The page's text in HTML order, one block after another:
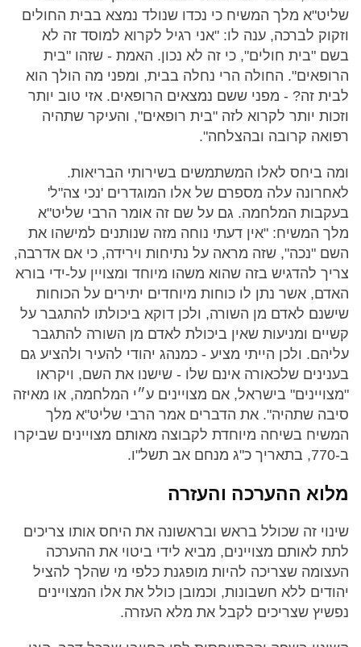
שליט"א מלך המשיח כי נכדו שנולד נמצא בבית החולים
וזקוק לברכה, ענה לו: "אני רגיל לקרוא למוסד זה לא
בשם "בית חולים", כי זה לא נכון. האמת - שזהו "בית
הרופאים". החולה הרי נחלה בבית, ומפני מה הולך הוא
לבית זה? - מפני ששם נמצאים הרופאים. אזי טוב יותר
וזכות יותר לקרוא לזה "בית רופאים", והעיקר שתהיה
רפואה קרובה ובהצלחה".
ומה ביחס לאלו המשתמשים בשירותי הבריאות.
לאחרונה עלה מספרם של אלו המוגדרים 'נכי צה"ל'
בעקבות המלחמה. גם על שם זה אומר הרבי שליט"א
מלך המשיח: "אין דעתי נוחה מזה שנותנים למישהו את
השם "נכה", שזה מראה על נתיחות וירידה, כי אם אדרבה,
צריך להדגיש בזה שהוא משהו מיוחד ומצויין על-ידי בורא
האדם, אשר נתן לו כוחות מיוחדים יתירים על הכוחות
שישנם לאדם מן השורה, ולכן דוקא ביכולתו להתגבר על
קשיים ומניעות שאין ביכולת לאדם מן השורה להתגבר
עליהם. ולכן הייתי מציע - כמנהג יהודי להעיר ולהציע גם
בענינים שלכאורה אינם שלו - שישנו את השם, ויקראו
"מצויינים" בישראל, אם מצויינים ע״י המלחמה, או מאיזה
סיבה שתהיה". את הדברים אמר הרבי שליט"א מלך
המשיח בשיחה מיוחדת לקבוצה מאותם מצויינים שביקרו
ב-770, בתאריך כ"ג מנחם אב תשל"ו.
מלוא ההערכה והעזרה
שינוי זה שכולל בראש ובראשונה את היחס אותו צריכים
לתת לאותם מצויינים, מביא לידי ביטוי את ההערכה
העצומה שצריכה להיות מופגנת כלפי מי שהלך להציל
יהודים ללא חשבונות, וכמובן כולל את אלו המצויינים
נפשיץ שצריכים לקבל את מלא העזרה.